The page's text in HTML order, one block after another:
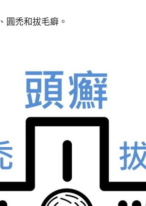
、 圓禿和拔毛癖 。